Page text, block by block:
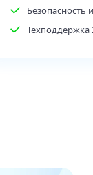
Безопасность
Техподдержка